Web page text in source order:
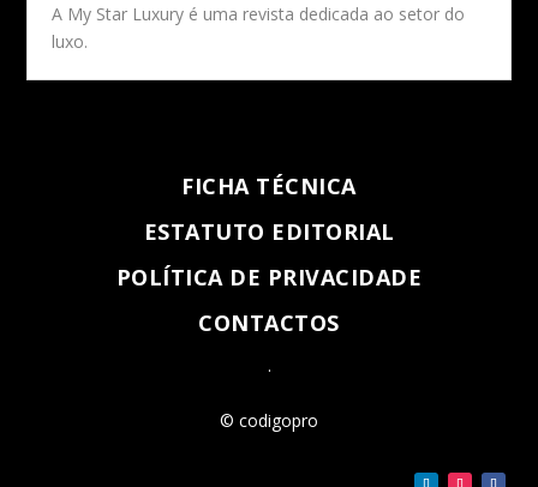
A My Star Luxury é uma revista dedicada ao setor do
luxo.
FICHA TÉCNICA
ESTATUTO EDITORIAL
POLÍTICA DE PRIVACIDADE
CONTACTOS
.
© codigopro